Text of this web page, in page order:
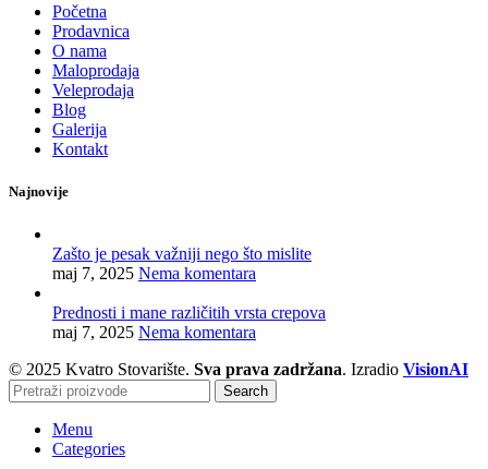
Početna
Prodavnica
O nama
Maloprodaja
Veleprodaja
Blog
Galerija
Kontakt
Najnovije
Zašto je pesak važniji nego što mislite
maj 7, 2025 Nema komentara
Prednosti i mane različitih vrsta crepova
maj 7, 2025 Nema komentara
© 2025 Kvatro Stovarište. Sva prava zadržana. Izradio VisionAI
Search
Menu
Categories